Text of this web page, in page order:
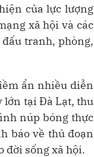
của lực lượng
xã hội và các
tranh, phòng,
ẩn nhiều diễn
lớn tại Đà Lạt, thu
núp bóng thực
báo về thủ đoạn
đời sống xã hội.